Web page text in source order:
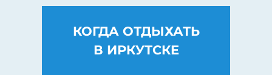
КОГДА ОТДЫХАТЬ
В ИРКУТСКЕ